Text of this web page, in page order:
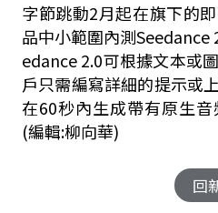
字節跳動2月起在旗下的
品中小範圍內測Seedance
edance 2.0可根據文本或
戶只需編寫詳細的提示或
在60秒內生成帶有原生
(編輯:柳向華)
回